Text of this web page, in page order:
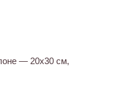
— 20х30 см,